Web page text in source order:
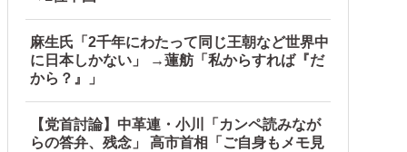
麻生氏「2千年にわたって同じ王朝など世界中
に日本しかない」 →蓮舫「私からすれば『だ
から？』」
【党首討論】中革連・小川「カンペ読みなが
らの答弁、残念」 高市首相「ご自身もメモ見